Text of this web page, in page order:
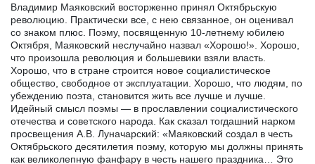
Владимир Маяковский восторженно принял Октябрьскую
революцию. Практически все, с нею связанное, он оценивал
со знаком плюс. Поэму, посвященную 10-летнему юбилею
Октября, Маяковский неслучайно назвал «Хорошо!». Хорошо,
что произошла революция и большевики взяли власть.
Хорошо, что в стране строится новое социалистическое
общество, свободное от эксплуатации. Хорошо, что людям, по
убеждению поэта, становится жить все лучше и лучше.
Идейный смысл поэмы — в прославлении социалистического
отечества и советского народа. Как сказал тогдашний нарком
просвещения А.В. Луначарский: «Маяковский создал в честь
Октябрьского десятилетия поэму, которую мы должны принять
как великолепную фанфару в честь нашего праздника… Это